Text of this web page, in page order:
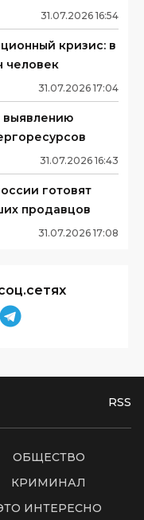
31.07.2026 16:54
кризис: в
человек
31.07.2026 17:04
выявлению
31.07.2026 16:43
готовят
продавцов
31.07.2026 17:08
RSS
ОБЩЕСТВО
КРИМИНАЛ
ИНТЕРЕСНО